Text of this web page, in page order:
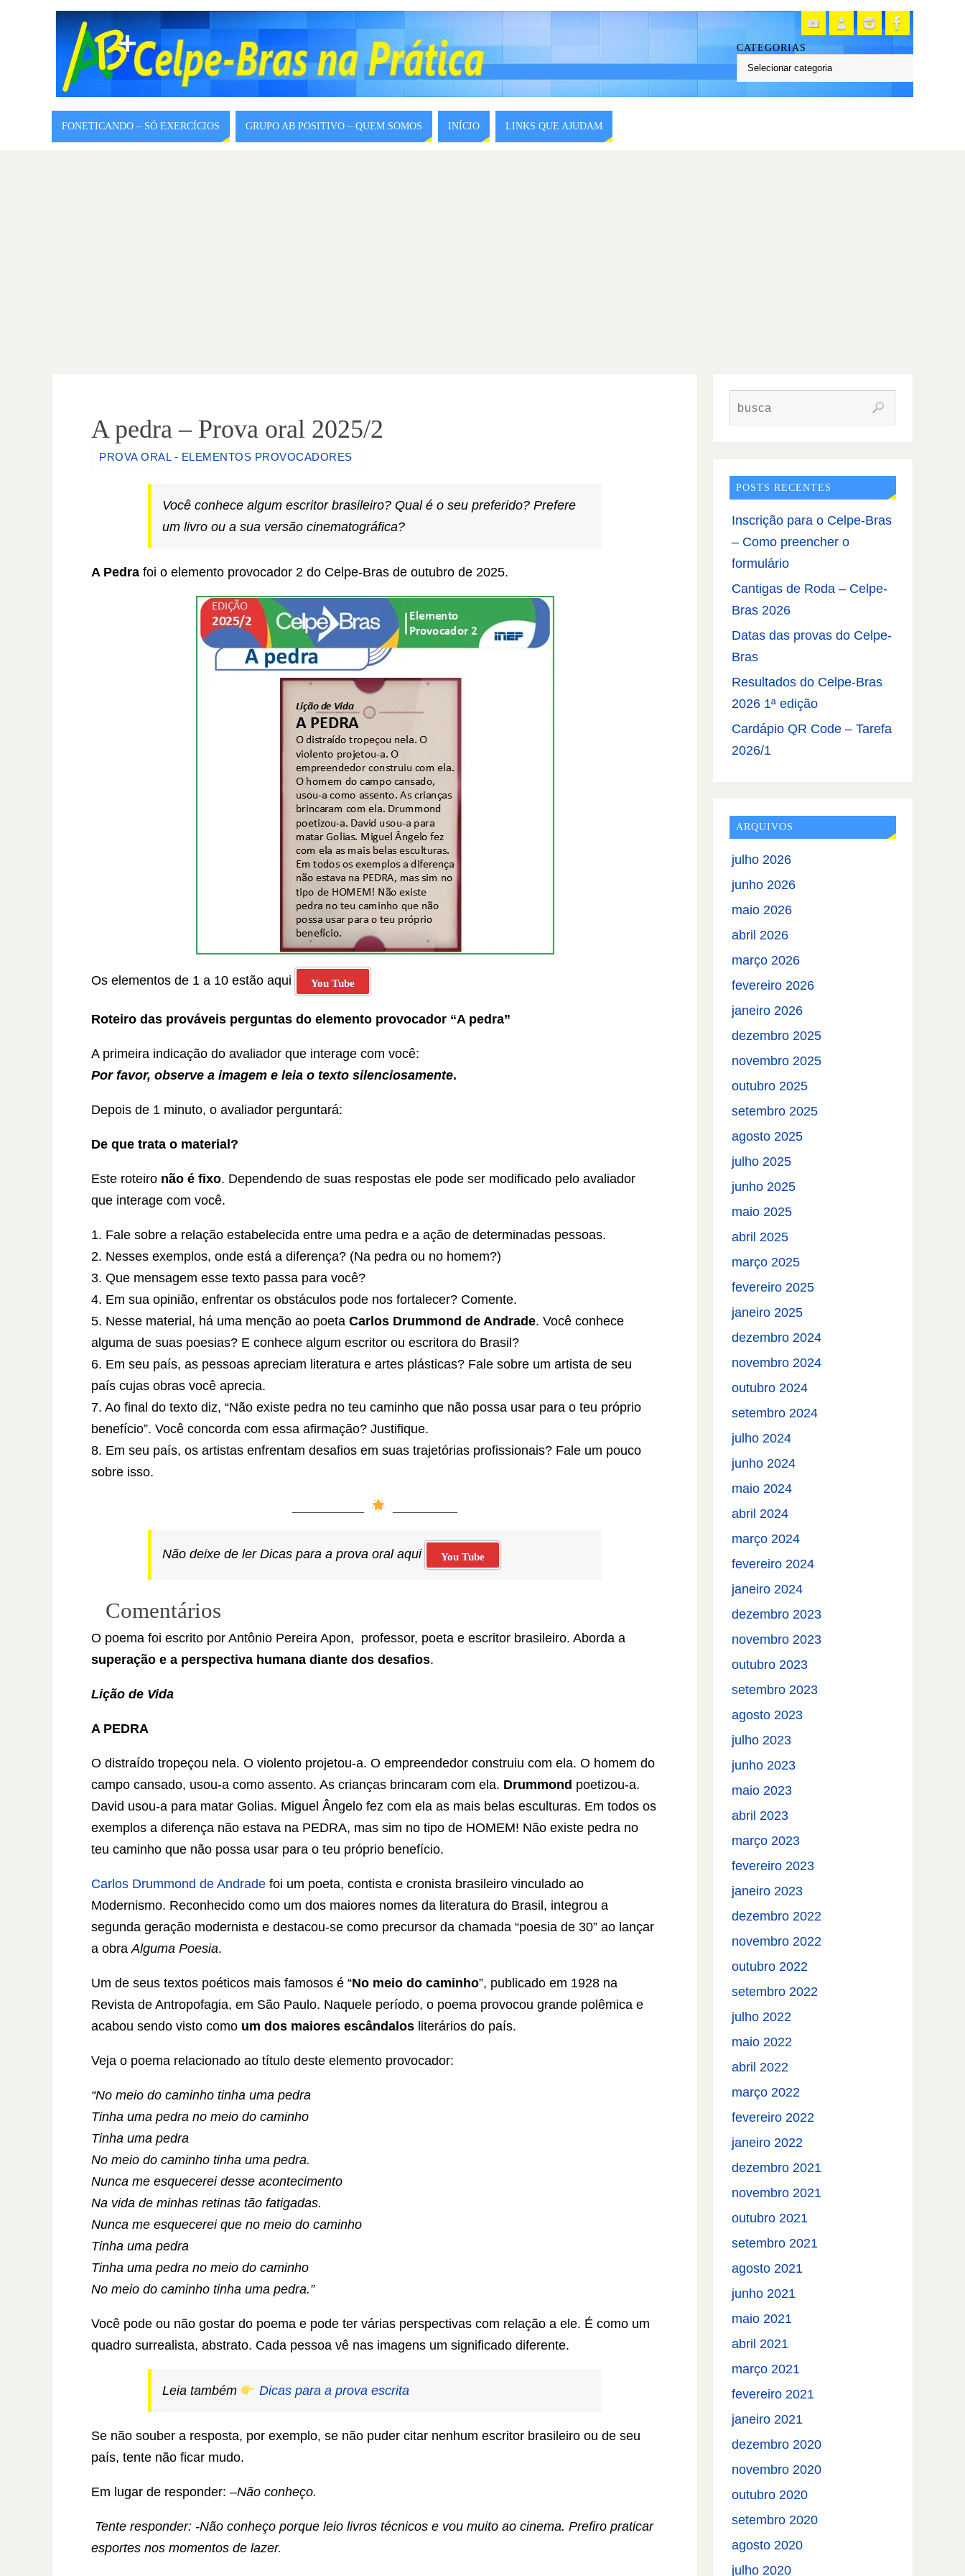
CATEGORIAS
FONETICANDO – SÓ EXERCÍCIOS GRUPO AB POSITIVO – QUEM SOMOS INÍCIO LINKS QUE AJUDAM
A pedra – Prova oral 2025/2
PROVA ORAL - ELEMENTOS PROVOCADORES
Você conhece algum escritor brasileiro? Qual é o seu preferido? Prefere
um livro ou a sua versão cinematográfica?
A Pedra foi o elemento provocador 2 do Celpe-Bras de outubro de 2025.
Os elementos de 1 a 10 estão aqui You Tube
Roteiro das prováveis perguntas do elemento provocador “A pedra”
A primeira indicação do avaliador que interage com você:
Por favor, observe a imagem e leia o texto silenciosamente.
Depois de 1 minuto, o avaliador perguntará:
De que trata o material?
Este roteiro não é fixo. Dependendo de suas respostas ele pode ser modificado pelo avaliador
que interage com você.
1. Fale sobre a relação estabelecida entre uma pedra e a ação de determinadas pessoas.
2. Nesses exemplos, onde está a diferença? (Na pedra ou no homem?)
3. Que mensagem esse texto passa para você?
4. Em sua opinião, enfrentar os obstáculos pode nos fortalecer? Comente.
5. Nesse material, há uma menção ao poeta Carlos Drummond de Andrade. Você conhece
alguma de suas poesias? E conhece algum escritor ou escritora do Brasil?
6. Em seu país, as pessoas apreciam literatura e artes plásticas? Fale sobre um artista de seu
país cujas obras você aprecia.
7. Ao final do texto diz, “Não existe pedra no teu caminho que não possa usar para o teu próprio
benefício”. Você concorda com essa afirmação? Justifique.
8. Em seu país, os artistas enfrentam desafios em suas trajetórias profissionais? Fale um pouco
sobre isso.
Não deixe de ler Dicas para a prova oral aqui You Tube
Comentários
O poema foi escrito por Antônio Pereira Apon, professor, poeta e escritor brasileiro. Aborda a
superação e a perspectiva humana diante dos desafios.
Lição de Vida
A PEDRA
O distraído tropeçou nela. O violento projetou-a. O empreendedor construiu com ela. O homem do
campo cansado, usou-a como assento. As crianças brincaram com ela. Drummond poetizou-a.
David usou-a para matar Golias. Miguel Ângelo fez com ela as mais belas esculturas. Em todos os
exemplos a diferença não estava na PEDRA, mas sim no tipo de HOMEM! Não existe pedra no
teu caminho que não possa usar para o teu próprio benefício.
Carlos Drummond de Andrade foi um poeta, contista e cronista brasileiro vinculado ao
Modernismo. Reconhecido como um dos maiores nomes da literatura do Brasil, integrou a
segunda geração modernista e destacou-se como precursor da chamada “poesia de 30” ao lançar
a obraAlguma Poesia.
Um de seus textos poéticos mais famosos é “No meio do caminho”, publicado em 1928 na
Revista de Antropofagia, em São Paulo. Naquele período, o poema provocou grande polêmica e
acabou sendo visto como um dos maiores escândalos literários do país.
Veja o poema relacionado ao título deste elemento provocador:
“No meio do caminho tinha uma pedra
Tinha uma pedra no meio do caminho
Tinha uma pedra
No meio do caminho tinha uma pedra.
Nunca me esquecerei desse acontecimento
Na vida de minhas retinas tão fatigadas.
Nunca me esquecerei que no meio do caminho
Tinha uma pedra
Tinha uma pedra no meio do caminho
No meio do caminho tinha uma pedra.”
Você pode ou não gostar do poema e pode ter várias perspectivas com relação a ele. É como um
quadro surrealista, abstrato. Cada pessoa vê nas imagens um significado diferente.
Leia também Dicas para a prova escrita
Se não souber a resposta, por exemplo, se não puder citar nenhum escritor brasileiro ou de seu
país, tente não ficar mudo.
Em lugar de responder: –Não conheço.
Tente responder: -Não conheço porque leio livros técnicos e vou muito ao cinema. Prefiro praticar
esportes nos momentos de lazer.
POSTS RECENTES
Inscrição para o Celpe-Bras
– Como preencher o
formulário
Cantigas de Roda – Celpe-
Bras 2026
Datas das provas do Celpe-
Bras
Resultados do Celpe-Bras
2026 1ª edição
Cardápio QR Code – Tarefa
2026/1
ARQUIVOS
julho 2026
junho 2026
maio 2026
abril 2026
março 2026
fevereiro 2026
janeiro 2026
dezembro 2025
novembro 2025
outubro 2025
setembro 2025
agosto 2025
julho 2025
junho 2025
maio 2025
abril 2025
março 2025
fevereiro 2025
janeiro 2025
dezembro 2024
novembro 2024
outubro 2024
setembro 2024
julho 2024
junho 2024
maio 2024
abril 2024
março 2024
fevereiro 2024
janeiro 2024
dezembro 2023
novembro 2023
outubro 2023
setembro 2023
agosto 2023
julho 2023
junho 2023
maio 2023
abril 2023
março 2023
fevereiro 2023
janeiro 2023
dezembro 2022
novembro 2022
outubro 2022
setembro 2022
julho 2022
maio 2022
abril 2022
março 2022
fevereiro 2022
janeiro 2022
dezembro 2021
novembro 2021
outubro 2021
setembro 2021
agosto 2021
junho 2021
maio 2021
abril 2021
março 2021
fevereiro 2021
janeiro 2021
dezembro 2020
novembro 2020
outubro 2020
setembro 2020
agosto 2020
julho 2020